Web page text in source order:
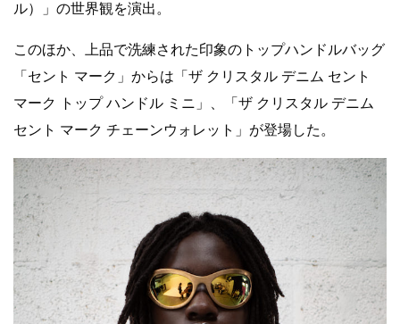
ル）」の世界観を演出。
このほか、上品で洗練された印象のトップハンドルバッグ
「セント マーク」からは「ザ クリスタル デニム セント
マーク トップ ハンドル ミニ」、「ザ クリスタル デニム
セント マーク チェーンウォレット」が登場した。